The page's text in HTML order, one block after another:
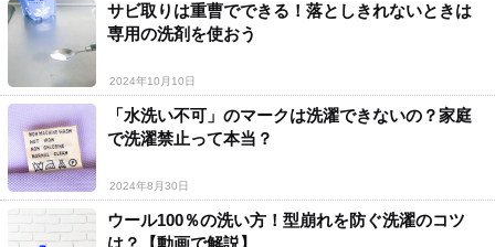
サビ取りは重曹でできる！落としきれないときは
専用の洗剤を使おう
2024年10月10日
「水洗い不可」のマークは洗濯できないの？家庭
で洗濯禁止って本当？
2024年8月30日
ウール100％の洗い方！型崩れを防ぐ洗濯のコツ
は？【動画で解説】